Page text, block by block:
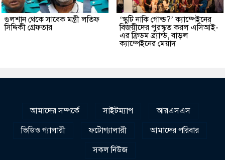
গুলশান থেকে সাবেক মন্ত্রী লতিফ
সিদ্দিকী গ্রেফতার
‘স্কুটি নাকি গোল্ড?’ ক্যাম্পেইনের
বিজয়ীদের পুরস্কৃত করল এসিআই-
এর ফ্রিডম ব্র্যান্ড, বাড়ল
ক্যাম্পেইনের মেয়াদ
আমাদের সম্পর্কে সাইটম্যাপ
আরএসএস
ভিডিও গ্যালারী
ফটোগ্যালারী
আমাদের পরিবার
সকল নিউজ